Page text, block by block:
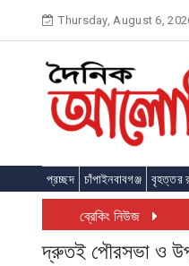
content
Thursday, August 6,
প্রচ্ছদ চাঁপাইনবাবগঞ্জ বৃহত্তর
ব্রেকিং নিউজ
দ্রুতই পৌরসভা ও